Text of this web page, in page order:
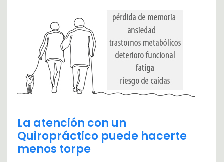
La atención con un
Quiropráctico puede hacerte
menos torpe